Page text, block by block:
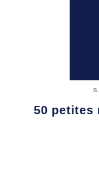
50 petites